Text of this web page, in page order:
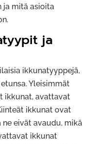
ja mitä asioita
ja
ikkunatyyppejä,
Yleisimmät
ikkunat, avattavat
ikkunat ovat
eivät avaudu, mikä
ikkunat